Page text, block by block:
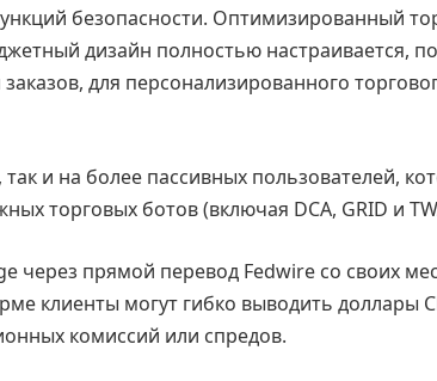
безопасности. Оптимизированный
дизайн полностью настраивается,
для персонализированного
и на более пассивных пользователей,
торговых ботов (включая DCA, GRID и
через прямой перевод Fedwire со своих
клиенты могут гибко выводить доллары
комиссий или спредов.